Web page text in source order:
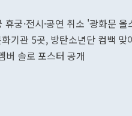
궁·전시·공연 취소 '광화문 올
기관 5곳, 방탄소년단 컴백 맞
버 솔로 포스터 공개